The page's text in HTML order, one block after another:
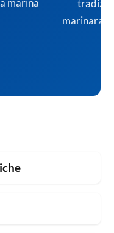
marina
marinara